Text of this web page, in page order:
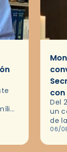
Del
un
de
en
06/